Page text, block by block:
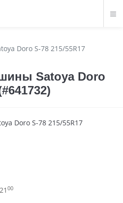
Doro S-78 215/55R17
Satoya Doro
00